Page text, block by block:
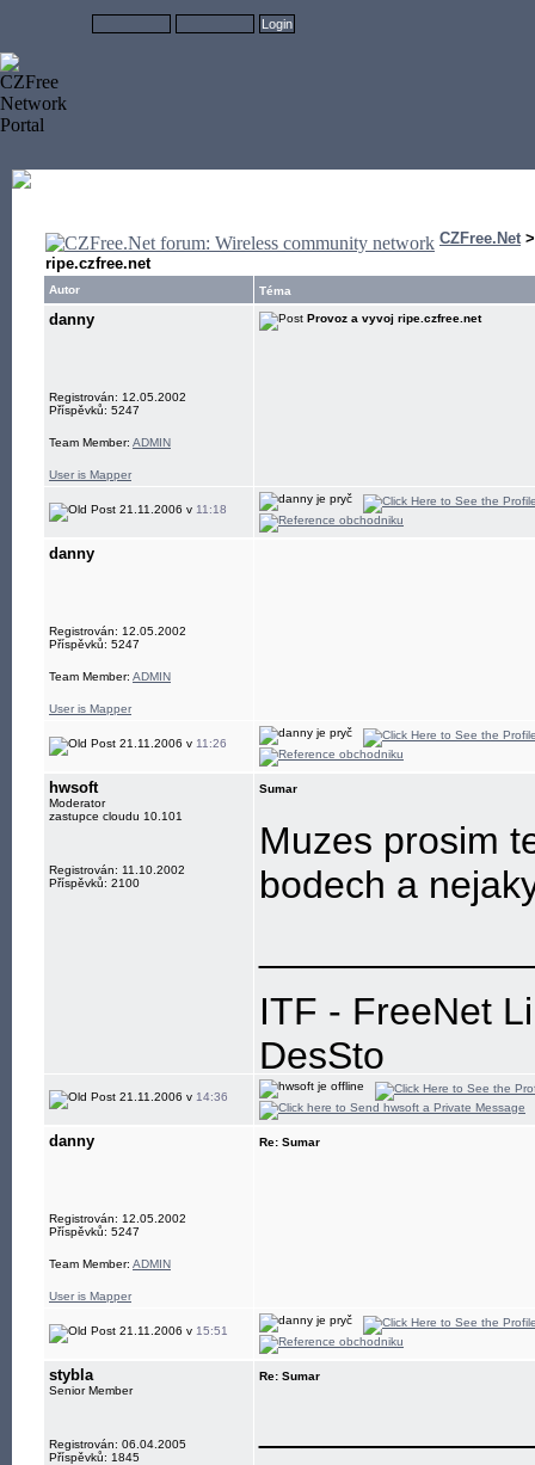
CZFree.Net
ripe.czfree.net
Autor Téma
danny
Registrován: 12.05.2002
Příspěvků: 5247
Team Member: ADMIN
User is Mapper
Provoz a vyvoj ripe.czfree.net
21.11.2006 v 11:18
danny
Registrován: 12.05.2002
Příspěvků: 5247
Team Member: ADMIN
User is Mapper
21.11.2006 v 11:26
hwsoft
Moderator
zastupce cloudu 10.101
Registrován: 11.10.2002
Příspěvků: 2100
Sumar
Muzes prosim
bodech a
ITF - FreeNet
DesSto
jabber:
21.11.2006 v 14:36
danny
Registrován: 12.05.2002
Příspěvků: 5247
Team Member: ADMIN
User is Mapper
Re: Sumar
21.11.2006 v 15:51
stybla
Senior Member
Registrován: 06.04.2005
Příspěvků: 1845
Re: Sumar